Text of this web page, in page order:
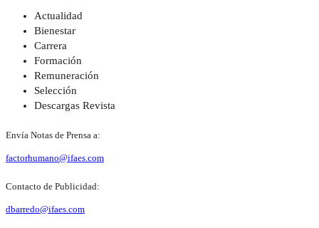
Actualidad
Bienestar
Carrera
Formación
Remuneración
Selección
Descargas Revista
Envía Notas de Prensa a:
factorhumano@ifaes.com
Contacto de Publicidad:
dbarredo@ifaes.com